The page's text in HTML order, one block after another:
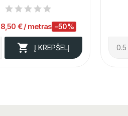
8,50 € / metras −50%
 Į KREPŠELĮ